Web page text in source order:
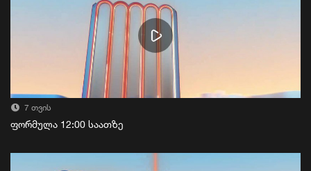
7 თვის
ფორმულა 12:00 საათზე